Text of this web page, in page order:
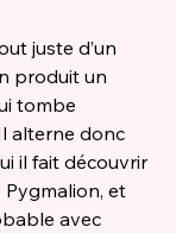
juste d’un
produit un
tombe
alterne donc
il fait découvrir
Pygmalion, et
avec